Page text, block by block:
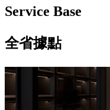
Service Base
全省據點